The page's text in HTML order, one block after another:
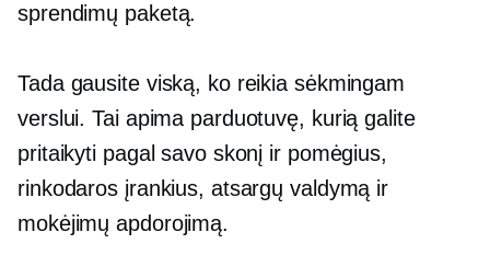
sprendimų paketą.
Tada gausite viską, ko reikia sėkmingam
verslui. Tai apima parduotuvę, kurią galite
pritaikyti pagal savo skonį ir pomėgius,
rinkodaros įrankius, atsargų valdymą ir
mokėjimų apdorojimą.